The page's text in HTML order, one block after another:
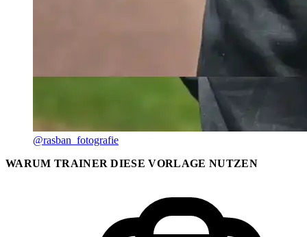
@rasban_fotografie
WARUM TRAINER DIESE VORLAGE NUTZEN